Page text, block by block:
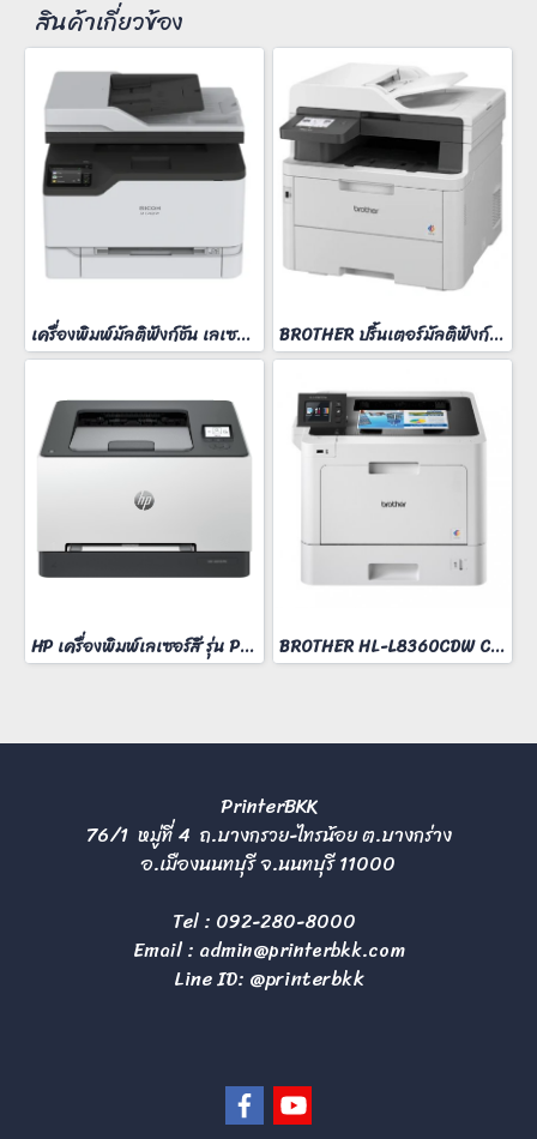
สินค้าเกี่ยวข้อง
เครื่องพิมพ์มัลติฟังก์ชัน เลเซอร์ Ricoh M C240FW BROTHER ปริ้นเตอร์มัลติฟังก์ชั่น รุ่น MFC-L3760CDW
HP เครื่องพิมพ์เลเซอร์สี รุ่น Pro 3203dn BROTHER HL-L8360CDW COLOR LASER PRINTER
PrinterBKK
76/1 หมู่ที่ 4 ถ.บางกรวย-ไทรน้อย ต.บางกร่าง
อ.เมืองนนทบุรี จ.นนทบุรี 11000
Tel : 092-280-8000
Email : admin@printerbkk.com
Line ID: @printerbkk